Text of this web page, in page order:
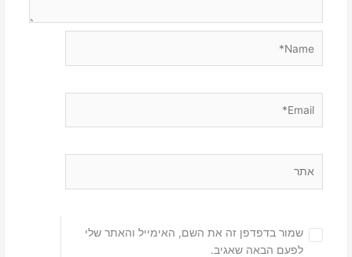
שמור בדפדפן זה את השם, האימייל והאתר שלי
לפעם הבאה שאגיב.